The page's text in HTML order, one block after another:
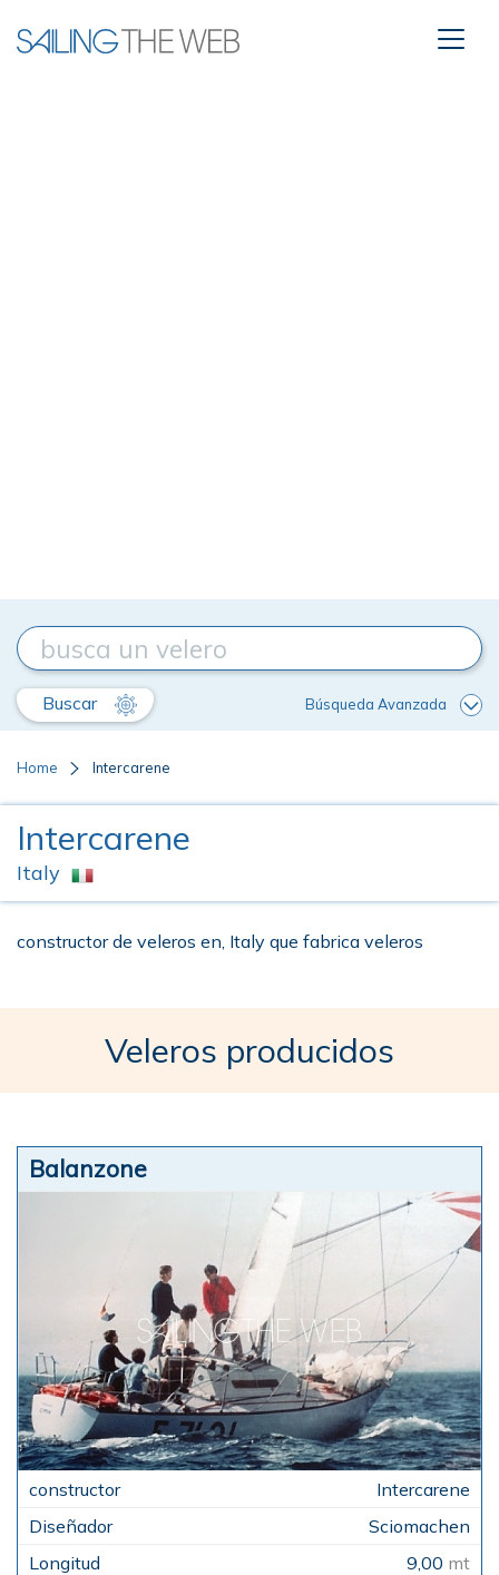
Buscar Búsqueda Avanzada
Home Intercarene
Intercarene
Italy
constructor de veleros en, Italy que fabrica veleros
Veleros producidos
Balanzone
Intercarene
Sciomachen
9,00 mt